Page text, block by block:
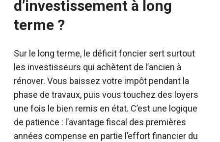
d’investissement à long
terme ?
Sur le long terme, le déficit foncier sert surtout
les investisseurs qui achètent de l’ancien à
rénover. Vous baissez votre impôt pendant la
phase de travaux, puis vous touchez des loyers
une fois le bien remis en état. C’est une logique
de patience : l’avantage fiscal des premières
années compense en partie l’effort financier du